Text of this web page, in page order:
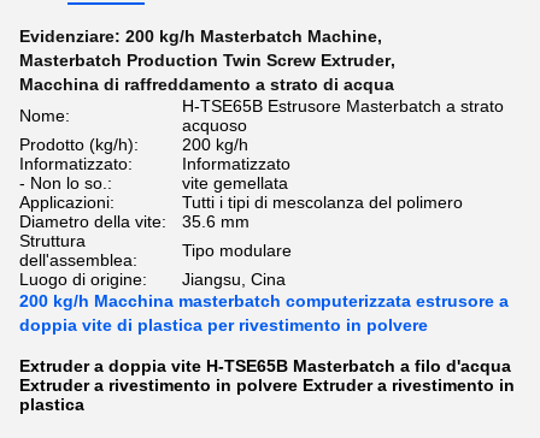
Evidenziare: 200 kg/h Masterbatch Machine,
Masterbatch Production Twin Screw Extruder,
Macchina di raffreddamento a strato di acqua
Nome:
H-TSE65B Estrusore Masterbatch a strato
acquoso
Prodotto (kg/h):
200 kg/h
Informatizzato:
Informatizzato
- Non lo so.:
vite gemellata
Applicazioni:
Tutti i tipi di mescolanza del polimero
Diametro della vite:
35.6 mm
Struttura
dell'assemblea:
Tipo modulare
Luogo di origine:
Jiangsu, Cina
200 kg/h Macchina masterbatch computerizzata estrusore a
doppia vite di plastica per rivestimento in polvere
Extruder a doppia vite H-TSE65B Masterbatch a filo d'acqua
Extruder a rivestimento in polvere Extruder a rivestimento in
plastica